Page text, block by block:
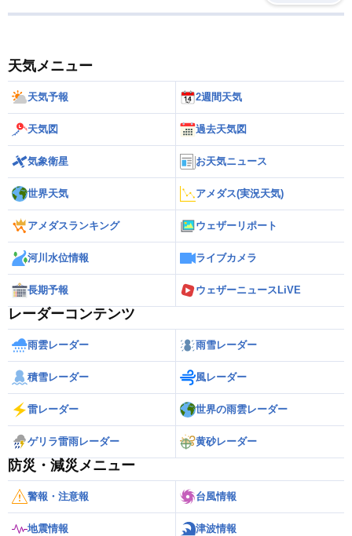
天気メニュー
天気予報 2週間天気
天気図 過去天気図
気象衛星 お天気ニュース
世界天気 アメダス(実況天気)
アメダスランキング ウェザーリポート
河川水位情報 ライブカメラ
長期予報 ウェザーニュースLiVE
レーダーコンテンツ
雨雲レーダー 雨雪レーダー
積雪レーダー 風レーダー
雷レーダー 世界の雨雲レーダー
ゲリラ雷雨レーダー 黄砂レーダー
防災・減災メニュー
警報・注意報 台風情報
地震情報 津波情報